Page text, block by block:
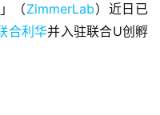
」（ZimmerLab）近日已
合利华并入驻联合U创孵